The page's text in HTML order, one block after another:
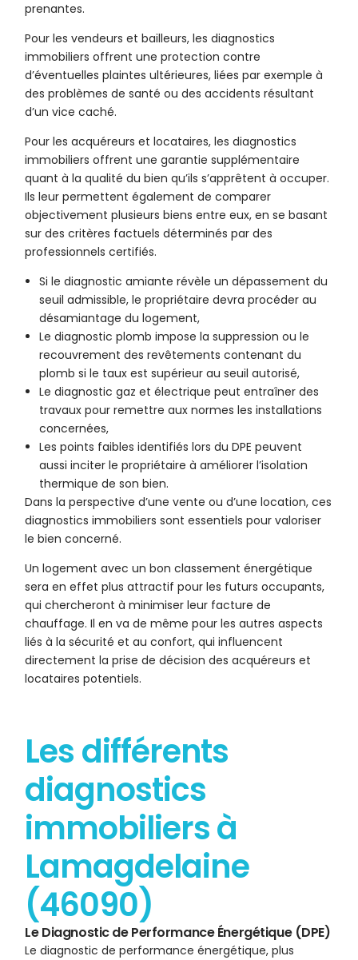
prenantes.
Pour les vendeurs et bailleurs, les diagnostics
immobiliers offrent une protection contre
d’éventuelles plaintes ultérieures, liées par exemple à
des problèmes de santé ou des accidents résultant
d’un vice caché.
Pour les acquéreurs et locataires, les diagnostics
immobiliers offrent une garantie supplémentaire
quant à la qualité du bien qu’ils s’apprêtent à occuper.
Ils leur permettent également de comparer
objectivement plusieurs biens entre eux, en se basant
sur des critères factuels déterminés par des
professionnels certifiés.
Si le diagnostic amiante révèle un dépassement du
seuil admissible, le propriétaire devra procéder au
désamiantage du logement,
Le diagnostic plomb impose la suppression ou le
recouvrement des revêtements contenant du
plomb si le taux est supérieur au seuil autorisé,
Le diagnostic gaz et électrique peut entraîner des
travaux pour remettre aux normes les installations
concernées,
Les points faibles identifiés lors du DPE peuvent
aussi inciter le propriétaire à améliorer l’isolation
thermique de son bien.
Dans la perspective d’une vente ou d’une location, ces
diagnostics immobiliers sont essentiels pour valoriser
le bien concerné.
Un logement avec un bon classement énergétique
sera en effet plus attractif pour les futurs occupants,
qui chercheront à minimiser leur facture de
chauffage. Il en va de même pour les autres aspects
liés à la sécurité et au confort, qui influencent
directement la prise de décision des acquéreurs et
locataires potentiels.
Les différents
diagnostics
immobiliers à
Lamagdelaine
(46090)
Le Diagnostic de Performance Énergétique (DPE)
Le diagnostic de performance énergétique, plus